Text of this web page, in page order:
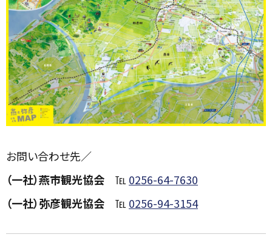
お問い合わせ先／
（一社）燕市観光協会 ℡0256-64-7630
（一社）弥彦観光協会 ℡0256-94-3154